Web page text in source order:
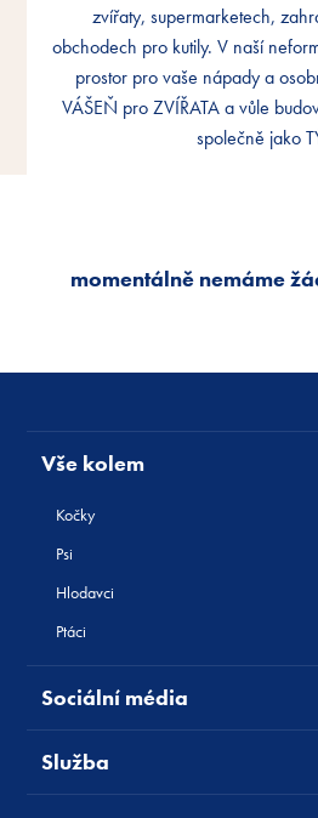
zvířaty, supermarketech,
obchodech pro kutily. V naší
prostor pro vaše nápady a
VÁŠEŇ pro ZVÍŘATA a vůle
společně jako
zvířaty, supermarketech,
obchodech pro kutily. V naší
prostor pro vaše nápady a
VÁŠEŇ pro ZVÍŘATA a vůle
společně jako
zvířaty, supermarketech,
obchodech pro kutily. V naší
prostor pro vaše nápady a
VÁŠEŇ pro ZVÍŘATA a vůle
společně jako
momentálně nemáme
Vše kolem
Kočky
Psi
Hlodavci
Ptáci
Sociální média
Služba